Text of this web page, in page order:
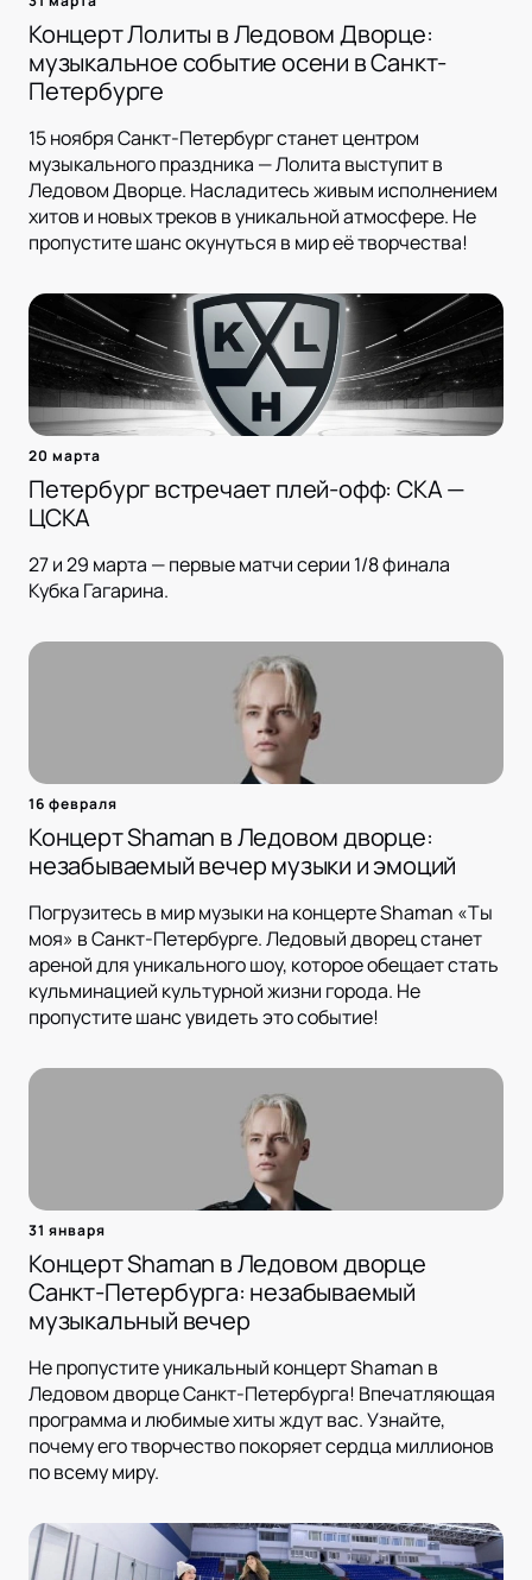
Концерт Лолиты в Ледовом Дворце:
музыкальное событие осени в Санкт-
Петербурге
15 ноября Санкт-Петербург станет центром
музыкального праздника — Лолита выступит в
Ледовом Дворце. Насладитесь живым исполнением
хитов и новых треков в уникальной атмосфере. Не
пропустите шанс окунуться в мир её творчества!
20 марта
Петербург встречает плей-офф: СКА —
ЦСКА
27 и 29 марта — первые матчи серии 1/8 финала
Кубка Гагарина.
16 февраля
Концерт Shaman в Ледовом дворце:
незабываемый вечер музыки и эмоций
Погрузитесь в мир музыки на концерте Shaman «Ты
моя» в Санкт-Петербурге. Ледовый дворец станет
ареной для уникального шоу, которое обещает стать
кульминацией культурной жизни города. Не
пропустите шанс увидеть это событие!
31 января
Концерт Shaman в Ледовом дворце
Санкт-Петербурга: незабываемый
музыкальный вечер
Не пропустите уникальный концерт Shaman в
Ледовом дворце Санкт-Петербурга! Впечатляющая
программа и любимые хиты ждут вас. Узнайте,
почему его творчество покоряет сердца миллионов
по всему миру.